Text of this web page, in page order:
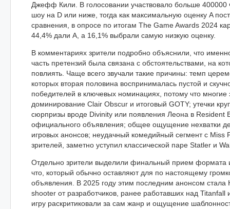
Джефф Кили. В голосовании участвовало больше 400000
шоу на D или ниже, тогда как максимальную оценку A
сравнения, в опросе по итогам The Game Awards 2024
44,4% дали A, а 16,1% выбрали самую низкую оценку.
В комментариях зрители подробно объяснили, что
часть претензий была связана с обстоятельствами, на
повлиять. Чаще всего звучали такие причины: темп
которых вторая половина воспринималась пустой и
победителей в ключевых номинациях, потому что
доминирование Clair Obscur и итоговый GOTY; утечки
сюрпризы вроде Divinity или появления Леона в Resident
официального объявления; общее ощущение нехватки
игровых анонсов; неудачный комедийный сегмент с
зрителей, заметно уступил классической паре Statler и
Отдельно зрители выделили финальный прием формата
что, который обычно оставляют для по настоящему
объявления. В 2025 году этим последним анонсом
shooter от разработчиков, ранее работавших над
игру раскритиковали за сам жанр и ощущение